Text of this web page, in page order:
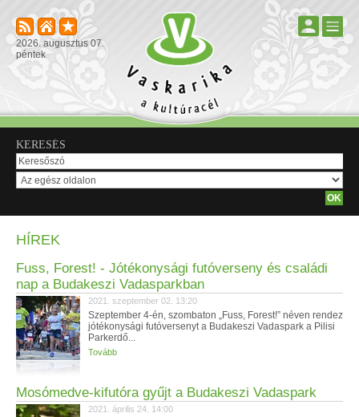
2026. augusztus 07.
péntek
KERESÉS
HÍREK
Fuss, Forest! - Jótékonysági futóverseny és családi
nap a Budakeszi Vadasparkban
2021. szeptember 02. 13:20
Szeptember 4-én, szombaton „Fuss, Forest!” néven rendez
jótékonysági futóversenyt a Budakeszi Vadaspark a Pilisi
Parkerdő...
Tovább
Mosómedve-kifutóra gyűjt a Budakeszi Vadaspark
2021. április 24. 14:00